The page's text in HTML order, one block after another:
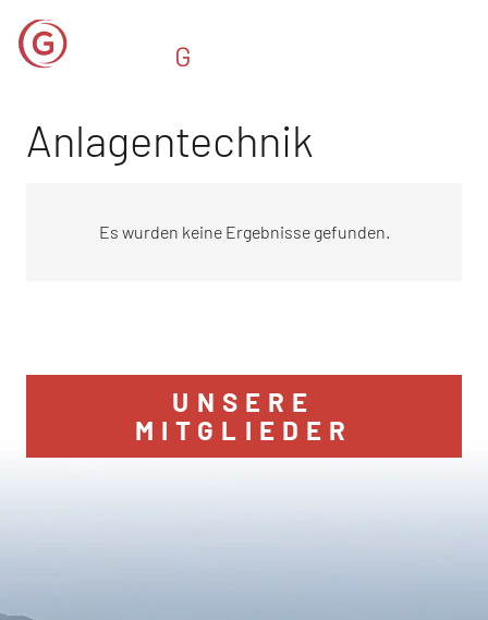
Anlagentechnik
Es wurden keine Ergebnisse gefunden.
UNSERE
MITGLIEDER